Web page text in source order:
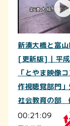
新湊大橋と富
[更新版]｜平
「とやま映像
作視聴覚部門」
社会教育の部
00:21:09